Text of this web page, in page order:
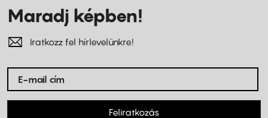
Maradj képben!
Iratkozz fel hírlevelünkre!
Feliratkozás